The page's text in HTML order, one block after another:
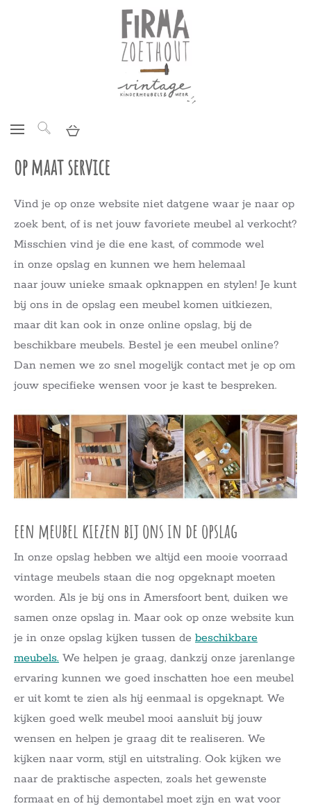
op maat service
Vind je op onze website niet datgene waar je naar op
zoek bent, of is net jouw favoriete meubel al verkocht?
Misschien vind je die ene kast, of commode wel
in onze opslag en kunnen we hem helemaal
naar jouw unieke smaak opknappen en stylen! Je kunt
bij ons in de opslag een meubel komen uitkiezen,
maar dit kan ook in onze online opslag, bij de
beschikbare meubels. Bestel je een meubel online?
Dan nemen we zo snel mogelijk contact met je op om
jouw specifieke wensen voor je kast te bespreken.
een meubel kiezen bij ons in de opslag
In onze opslag hebben we altijd een mooie voorraad
vintage meubels staan die nog opgeknapt moeten
worden. Als je bij ons in Amersfoort bent, duiken we
samen onze opslag in. Maar ook op onze website kun
je in onze opslag kijken tussen de beschikbare
meubels. We helpen je graag, dankzij onze jarenlange
ervaring kunnen we goed inschatten hoe een meubel
er uit komt te zien als hij eenmaal is opgeknapt. We
kijken goed welk meubel mooi aansluit bij jouw
wensen en helpen je graag dit te realiseren. We
kijken naar vorm, stijl en uitstraling. Ook kijken we
naar de praktische aspecten, zoals het gewenste
formaat en of hij demontabel moet zijn en wat voor